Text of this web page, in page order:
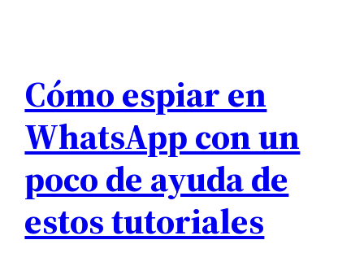
Cómo espiar en
WhatsApp con un
poco de ayuda de
estos tutoriales